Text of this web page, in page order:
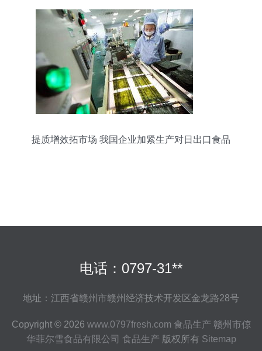
提质增效拓市场 我国企业加紧生产对日出口食品
电话：0797-31**
地址：江西省赣州市赣州经济技术开发区金龙路28号
Copyright © 2026 www.0797fresh.com 食品生产 赣州市倞
华菲尔雪食品有限公司 食品生产 版权所有 Sitemap